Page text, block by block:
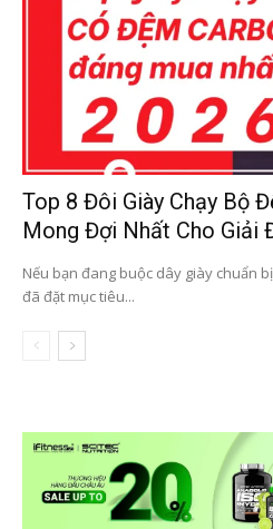
Top 8 Đôi Giày Chạy Bộ
Mong Đợi Nhất Cho Giải
Nếu bạn đang buộc dây giày chuẩn
đã đặt mục tiêu...